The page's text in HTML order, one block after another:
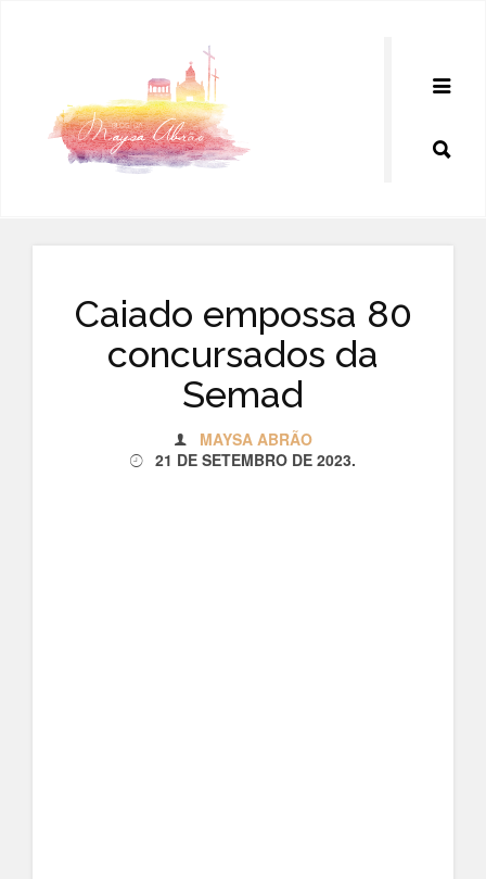
Caiado empossa 80
concursados da
Semad
MAYSA ABRÃO
21 DE SETEMBRO DE 2023.